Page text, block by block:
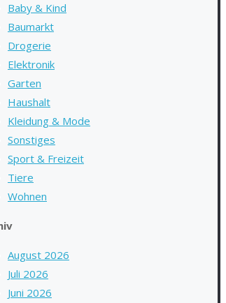
Baby & Kind
Baumarkt
Drogerie
Elektronik
Garten
Haushalt
Kleidung & Mode
Sonstiges
Sport & Freizeit
Tiere
Wohnen
August 2026
Juli 2026
Juni 2026